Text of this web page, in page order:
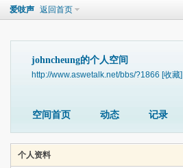
爱吱声 返回首页
johncheung的个人空间
http://www.aswetalk.net/bbs/?1866 [收藏]
空间首页 动态 记录
个人资料